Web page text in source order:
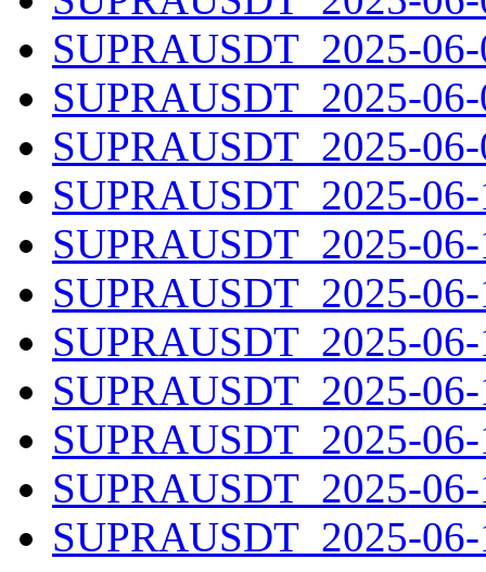
SUPRAUSDT_2025-06-
SUPRAUSDT_2025-06-
SUPRAUSDT_2025-06-
SUPRAUSDT_2025-06-
SUPRAUSDT_2025-06-
SUPRAUSDT_2025-06-
SUPRAUSDT_2025-06-
SUPRAUSDT_2025-06-
SUPRAUSDT_2025-06-
SUPRAUSDT_2025-06-
SUPRAUSDT_2025-06-